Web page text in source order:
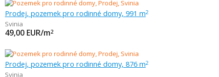
Prodej, pozemek pro rodinné domy, 991 m2
Svinia
49,00 EUR/m2
Prodej, pozemek pro rodinné domy, 876 m2
Svinia